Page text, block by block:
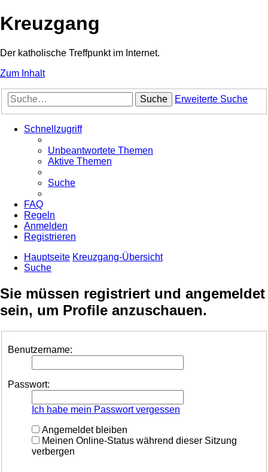
Kreuzgang
Der katholische Treffpunkt im Internet.
Zum Inhalt
Suche Erweiterte Suche
Schnellzugriff
Unbeantwortete Themen
Aktive Themen
Suche
FAQ
Regeln
Anmelden
Registrieren
Hauptseite Kreuzgang-Übersicht
Suche
Sie müssen registriert und angemeldet
sein, um Profile anzuschauen.
Benutzername:
Passwort:
Ich habe mein Passwort vergessen
Angemeldet bleiben
Meinen Online-Status während dieser Sitzung
verbergen